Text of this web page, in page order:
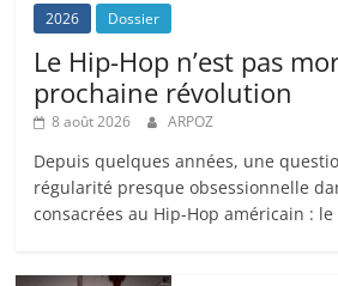
2026 Dossier
Le Hip-Hop n’est pas
prochaine révolution
8 août 2026 ARPOZ
Depuis quelques années, une
régularité presque obsessionnelle
consacrées au Hip-Hop américain : le